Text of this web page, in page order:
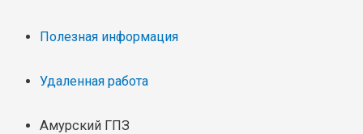
Полезная информация
Удаленная работа
Амурский ГПЗ